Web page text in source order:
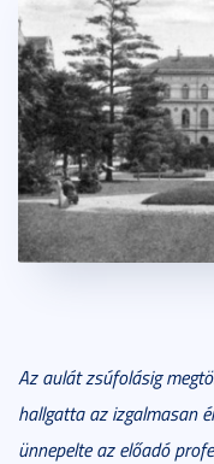
Az aulát zsúfolásig
hallgatta az izgalmasan
ünnepelte az előadó